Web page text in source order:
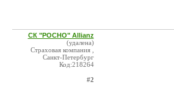
СК "РОСНО" Allianz
(удалена)
Страховая компания ,
Санкт-Петербург
Код:218264
#2